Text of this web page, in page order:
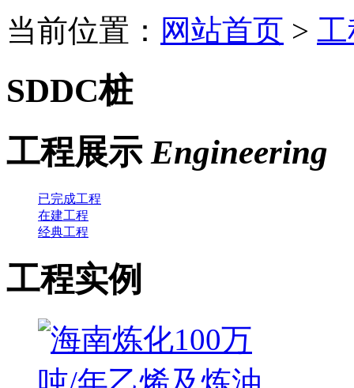
当前位置： 网站首页 >
SDDC桩
工程展示 Engineering
已完成工程
在建工程
经典工程
工程实例